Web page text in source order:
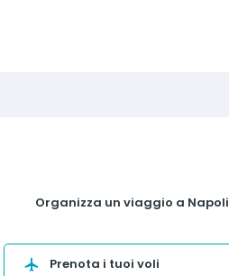
Organizza un viaggio a Napoli
Prenota i tuoi voli